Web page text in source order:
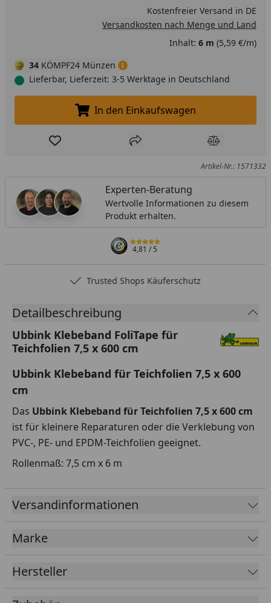
Kostenfreier Versand in DE
Versandkosten nach Menge und Land
Inhalt: 6 m (5,59 €/m)
34 KÖMPF24 Münzen
Lieferbar, Lieferzeit: 3-5 Werktage in Deutschland
In den Einkaufswagen legen
In den Einkaufswagen
Produkt zur Wunschliste hinzufügen
Teilen Produkt
Artikel-Nr.: 1571332
Experten-Beratung
Wertvolle Informationen zu diesem
Produkt erhalten.
4,81/ 5
Trusted Shops Käuferschutz
Detailbeschreibung
Ubbink Klebeband FoliTape für
Teichfolien 7,5 x 600 cm
Ubbink Klebeband für Teichfolien 7,5 x 600
cm
Das Ubbink Klebeband für Teichfolien 7,5 x 600 cm
ist für kleinere Reparaturen oder die Verklebung von
PVC-, PE- und EPDM-Teichfolien geeignet.
Rollenmaß: 7,5 cm x 6 m
Versandinformationen
Marke
Hersteller